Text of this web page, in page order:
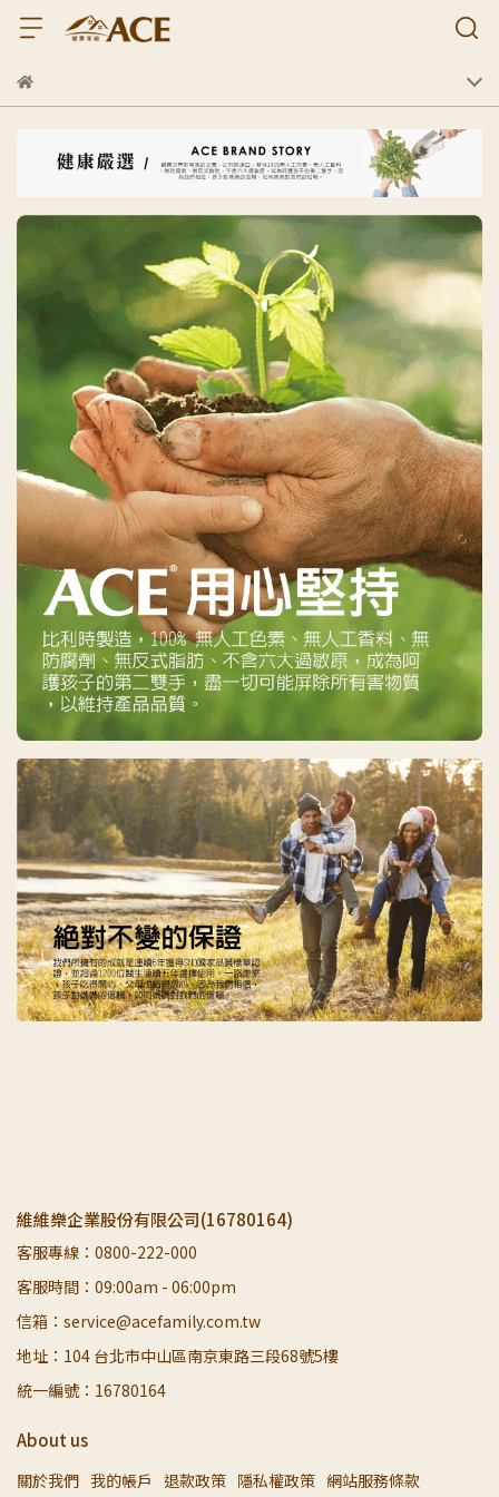
維維樂企業股份有限公司(16780164)
客服專線：0800-222-000
客服時間：09:00am - 06:00pm
信箱：service@acefamily.com.tw
地址：104 台北市中山區南京東路三段68號5樓
統一編號：16780164
About us
關於我們 我的帳戶 退款政策 隱私權政策 網站服務條款